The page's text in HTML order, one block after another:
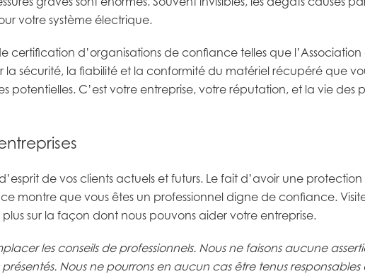
votre système électrique.
certification d’organisations de confiance telles que
sécurité, la fiabilité et la conformité du matériel récupéré que
potentielles. C’est votre entreprise, votre réputation, et la vie des
de vos clients actuels et futurs. Le fait d’avoir une
montre que vous êtes un professionnel digne de confiance.
sur la façon dont nous pouvons aider votre entreprise.
les conseils de professionnels. Nous ne faisons aucune
Nous ne pourrons en aucun cas être tenus